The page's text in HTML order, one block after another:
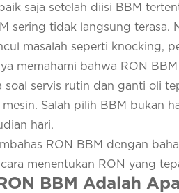
saja setelah diisi BBM
sering tidak langsung terasa.
masalah seperti knocking,
memahami bahwa RON
soal servis rutin dan ganti oli
Salah pilih BBM bukan
hari.
RON BBM dengan
menentukan RON yang
BBM Adalah